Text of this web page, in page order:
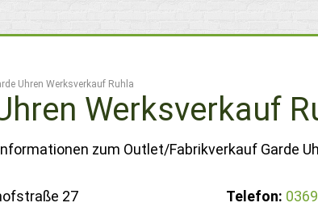
Uhren Werksverkauf Ruhla
Werksverkauf
zum Outlet/Fabrikverkauf Garde
27
Telefon: